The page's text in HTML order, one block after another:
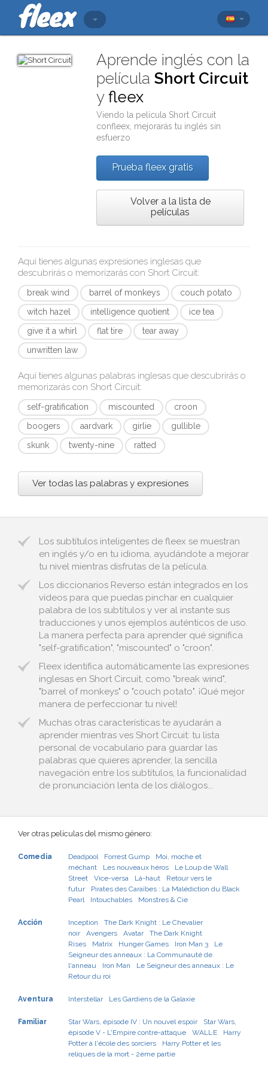
Aprende inglés con la
películaShort Circuit
yfleex
Viendo la película Short Circuit
confleex , mejorarás tu inglés sin
esfuerzo
Prueba fleex gratis
Volver a la lista de
películas
Aquí tienes algunas expresiones inglesas que
descubrirás o memorizarás con Short Circuit:
break wind barrel of monkeys
couch potato
witch hazel
intelligence quotient
ice tea
give it a whirl
flat tire
tear away
unwritten law
Aquí tienes algunas palabras inglesas que descubrirás o
memorizarás con Short Circuit:
self-gratification miscounted
croon
boogers
aardvark girlie
gullible
skunk
twenty-nine ratted
Ver todas las palabras y expresiones
Los subtítulos inteligentes de fleex se muestran
en inglés y/o en tu idioma, ayudándote a mejorar
tu nivel mientras disfrutas de la película.
Los diccionarios Reverso están integrados en los
vídeos para que puedas pinchar en cualquier
palabra de los subtítulos y ver al instante sus
traducciones y unos ejemplos auténticos de uso.
La manera perfecta para aprender qué significa
"self-gratification", "miscounted" o "croon".
Fleex identifica automáticamente las expresiones
inglesas en Short Circuit, como "break wind",
"barrel of monkeys" o "couch potato". ¡Qué mejor
manera de perfeccionar tu nivel!
Muchas otras características te ayudarán a
aprender mientras ves Short Circuit: tu lista
personal de vocabulario para guardar las
palabras que quieres aprender, la sencilla
navegación entre los subtítulos, la funcionalidad
de pronunciación lenta de los diálogos...
Ver otras películas del mismo género:
Comedia Deadpool Forrest Gump
Moi, moche et
méchant
Les nouveaux héros
Le Loup de Wall
Street
Vice-versa Là-haut
Retour vers le
futur
Pirates des Caraïbes : La Malédiction du Black
Pearl
Intouchables Monstres & Cie
Acción Inception
The Dark Knight : Le Chevalier
noir
Avengers Avatar
The Dark Knight
Rises
Matrix Hunger Games Iron Man 3
Le
Seigneur des anneaux : La Communauté de
l'anneau
Iron Man
Le Seigneur des anneaux : Le
Retour du roi
Aventura Interstellar Les Gardiens de la Galaxie
Familiar Star Wars, épisode IV : Un nouvel espoir
Star Wars,
épisode V - L'Empire contre-attaque
WALL·E
Harry
Potter à l'école des sorciers
Harry Potter et les
reliques de la mort - 2ème partie